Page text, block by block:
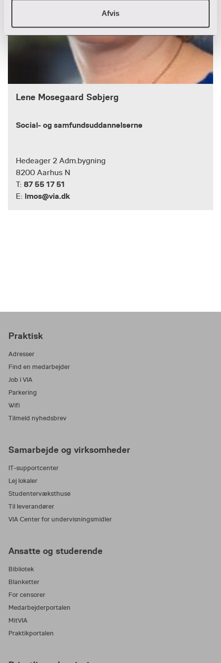
Afvis
Lene Mosegaard Søbjerg
Social- og samfundsuddannelserne
Hedeager 2 Adm.bygning
8200 Aarhus N
T: 87 55 17 51
E: lmos@via.dk
Praktisk
Adresser
Find en medarbejder
Job i VIA
Parkering
Wifi
Tilmeld nyhedsbrev
Samarbejde og virksomheder
IT-supportcenter
Lej lokaler
Studentervæksthuse
Til leverandører
VIA Center for undervisningsmidler
Ansatte og studerende
Bibliotek
Blanketter
For censorer
Medarbejderportalen
MitVIA
Praktikportalen